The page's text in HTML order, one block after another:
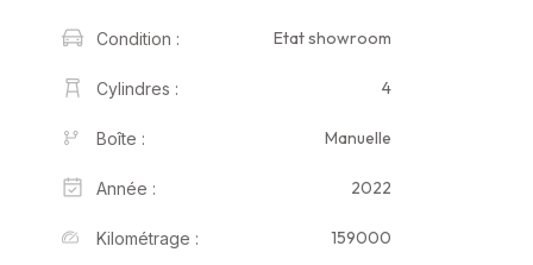
Condition : Etat showroom
Cylindres : 4
Boîte : Manuelle
Année : 2022
Kilométrage : 159000